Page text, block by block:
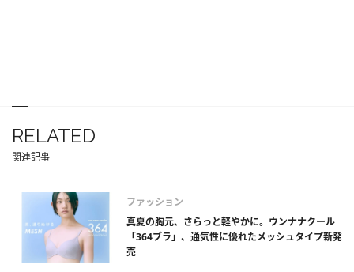
RELATED
関連記事
ファッション
真夏の胸元、さらっと軽やかに。ウンナナクール
「364ブラ」、通気性に優れたメッシュタイプ新発
売